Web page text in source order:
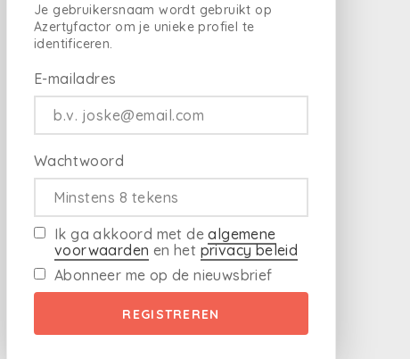
Je gebruikersnaam wordt gebruikt op
Azertyfactor om je unieke profiel te
identificeren.
E-mailadres
Wachtwoord
Ik ga akkoord met dealgemene
voorwaarden en het privacy beleid
Abonneer me op de nieuwsbrief
REGISTREREN